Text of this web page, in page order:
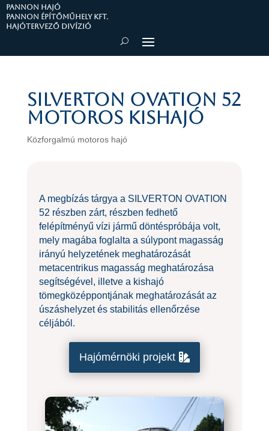
PANNON HAJÓ
Pannon Építőműhely Kft.
Hajótervező divízió
SILVERTON OVATION 52
motoros kishajó
Közforgalmú motoros hajó
A megbízás tárgya a SILVERTON OVATION
52 részben zárt, részben fedhető
felépítményű vízi jármű döntéspróbája volt,
mely magába foglalta a súlypont magasság
irányú helyzetének meghatározását
metacentrikus magasság meghatározása
segítségével, illetve a kishajó
tömegközéppontjának meghatározását az
úszáshelyzet és stabilitás ellenőrzése
céljából.
Hajómérnöki projekt